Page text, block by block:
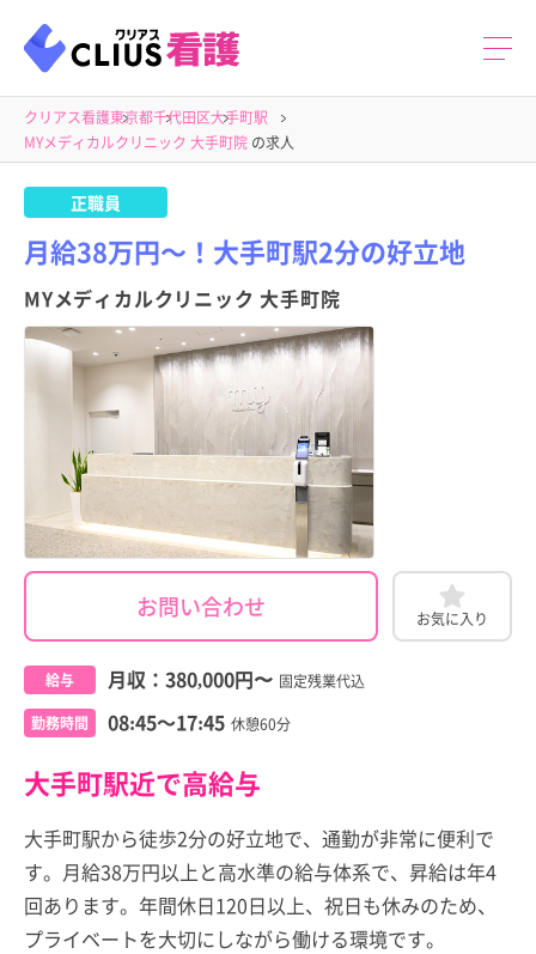
クリアス看護東京都千代田区大手町駅
MYメディカルクリニック 大手町院 の求人
正職員
月給38万円～！大手町駅2分の好立地
MYメディカルクリニック 大手町院
お問い合わせ お気に入り
給与 月収： 380,000円〜 固定残業代込
勤務時間 08:45～17:45 休憩60分
大手町駅近で高給与
大手町駅から徒歩2分の好立地で、通勤が非常に便利で
す。月給38万円以上と高水準の給与体系で、昇給は年4
回あります。年間休日120日以上、祝日も休みのため、
プライベートを大切にしながら働ける環境です。